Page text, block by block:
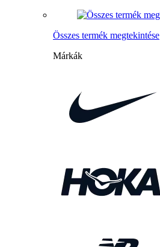
Összes termék megtekintése
Márkák